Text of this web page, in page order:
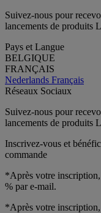
Suivez-nous pour
lancements de produits
Pays et Langue
BELGIQUE
FRANÇAIS
Nederlands Français
Réseaux Sociaux
Suivez-nous pour
lancements de produits
Inscrivez-vous et
commande
*Après votre
% par e-mail.
*Après votre